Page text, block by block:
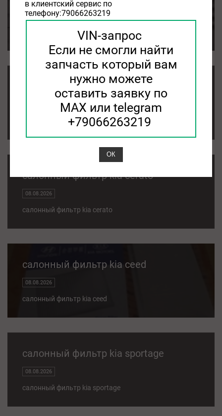
08.08.2026
kia sorento салонный фильтр
kia soul салонный фильтр
kia soul салонный фильтр
салонный фильтр kia cerato
08.08.2026
салонный фильтр kia cerato
салонный фильтр kia ceed
08.08.2026
салонный фильтр kia ceed
салонный фильтр kia sportage
08.08.2026
салонный фильтр kia sportage
в клиентский сервис по
телефону:79066263219
VIN-запрос
Если не смогли найти
запчасть который вам
нужно можете
оставить заявку по
MAX или telegram
+79066263219
ОК